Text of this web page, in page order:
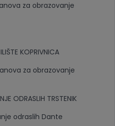
za obrazovanje
KOPRIVNICA
za obrazovanje
ODRASLIH TRSTENIK
odraslih Dante